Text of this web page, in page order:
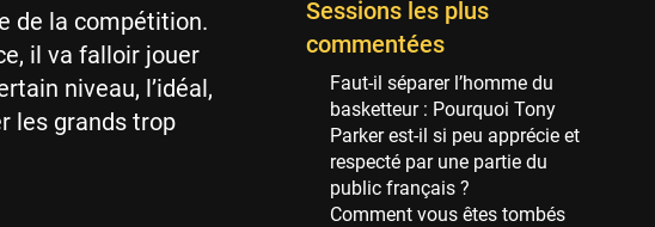
de la compétition.
il va falloir jouer
niveau, l’idéal,
les grands trop
Indiana Pacers
New Orleans Pelicans
53 sessions
Jeux Olympiques
52 sessions
Sessions les plus
commentées
Faut-il séparer l’homme du
basketteur : Pourquoi Tony
Parker est-il si peu apprécie et
respecté par une partie du
public français ?
Comment vous êtes tombés